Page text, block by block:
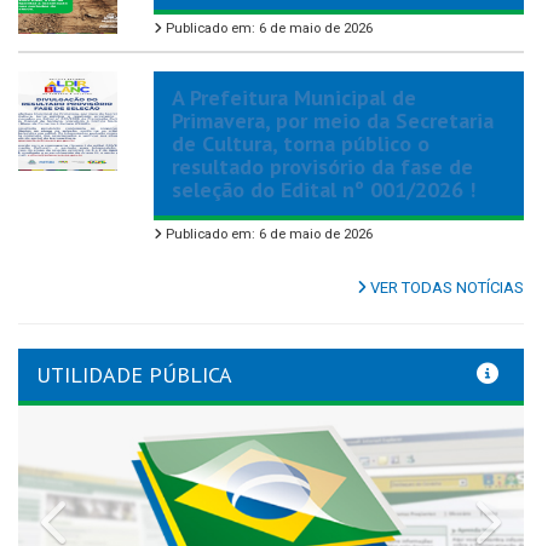
Publicado em: 6 de maio de 2026
A Prefeitura Municipal de
Primavera, por meio da Secretaria
de Cultura, torna público o
resultado provisório da fase de
seleção do Edital nº 001/2026 !
Publicado em: 6 de maio de 2026
VER TODAS NOTÍCIAS
UTILIDADE PÚBLICA
Previous